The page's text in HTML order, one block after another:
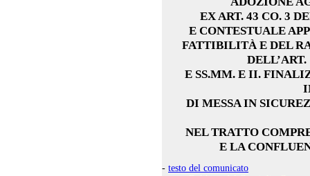
EX ART. 43 CO. 3
E CONTESTUALE
FATTIBILITÀ E DEL
E SS.MM. E II.
DI MESSA IN
NEL TRATTO
E LA
- testo del comunicato